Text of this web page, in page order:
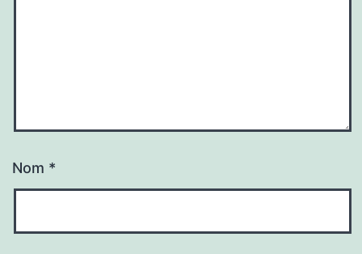
Nom *